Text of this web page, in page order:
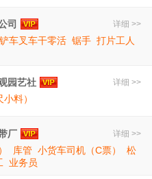
详细 >>
司
车叉车干零活 锯手 打片工人
详细 >>
园艺社
料）
详细 >>
厂
库管 小货车司机（C票）
松
业务员